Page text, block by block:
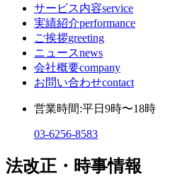
サービス内容service
実績紹介performance
ご挨拶greeting
ニュースnews
会社概要company
お問い合わせcontact
営業時間:平日9時〜18時
03-6256-8583
法改正・時事情報